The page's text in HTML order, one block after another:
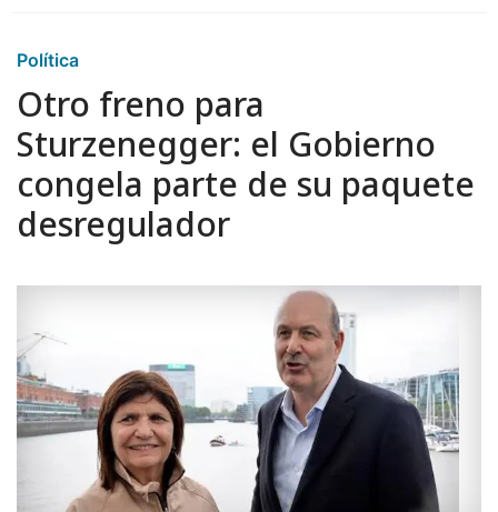
Política
Otro freno para
Sturzenegger: el Gobierno
congela parte de su paquete
desregulador